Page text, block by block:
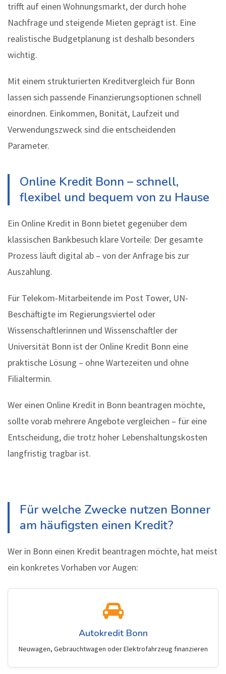
trifft auf einen Wohnungsmarkt, der durch hohe
Nachfrage und steigende Mieten geprägt ist. Eine
realistische Budgetplanung ist deshalb besonders
wichtig.
Mit einem strukturierten Kreditvergleich für Bonn
lassen sich passende Finanzierungsoptionen schnell
einordnen. Einkommen, Bonität, Laufzeit und
Verwendungszweck sind die entscheidenden
Parameter.
Online Kredit Bonn – schnell,
flexibel und bequem von zu Hause
Ein Online Kredit in Bonn bietet gegenüber dem
klassischen Bankbesuch klare Vorteile: Der gesamte
Prozess läuft digital ab – von der Anfrage bis zur
Auszahlung.
Für Telekom-Mitarbeitende im Post Tower, UN-
Beschäftigte im Regierungsviertel oder
Wissenschaftlerinnen und Wissenschaftler der
Universität Bonn ist der Online Kredit Bonn eine
praktische Lösung – ohne Wartezeiten und ohne
Filialtermin.
Wer einen Online Kredit in Bonn beantragen möchte,
sollte vorab mehrere Angebote vergleichen – für eine
Entscheidung, die trotz hoher Lebenshaltungskosten
langfristig tragbar ist.
Für welche Zwecke nutzen Bonner
am häufigsten einen Kredit?
Wer in Bonn einen Kredit beantragen möchte, hat meist
ein konkretes Vorhaben vor Augen:
Autokredit Bonn
Neuwagen, Gebrauchtwagen oder Elektrofahrzeug finanzieren